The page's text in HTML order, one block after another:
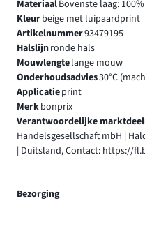
MateriaalBovenste laag:
Kleurbeige met luipaardprint
Artikelnummer93479195
Halslijnronde hals
Mouwlengtelange mouw
Onderhoudsadvies30°C
Applicatieprint
Merkbonprix
Verantwoordelijke
Handelsgesellschaft mbH |
| Duitsland, Contact: https://
Bezorging